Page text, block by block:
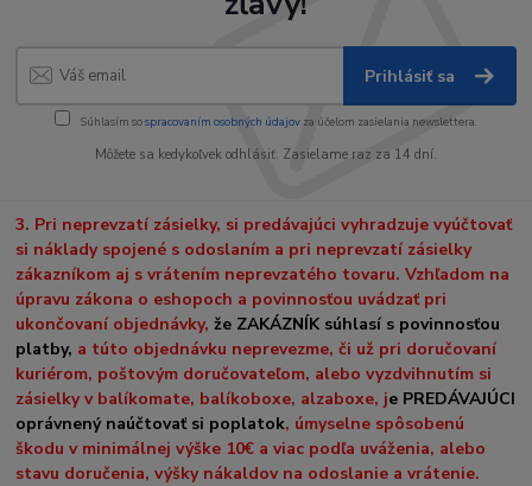
Prihlásiť sa
Súhlasím sospracovaním osobných údajov za účelom zasielania newslettera.
Môžete sa kedykoľvek odhlásiť. Zasielame raz za 14 dní.
3. Pri neprevzatí zásielky, si predávajúci vyhradzuje vyúčtovať
si náklady spojené s odoslaním a pri neprevzatí zásielky
zákazníkom aj s vrátením neprevzatého tovaru. Vzhľadom na
úpravu zákona o eshopoch a povinnosťou uvádzať pri
ukončovaní objednávky,že ZAKÁZNÍK súhlasí s povinnosťou
platby, a túto objednávku neprevezme, či už pri doručovaní
kuriérom, poštovým doručovateľom, alebo vyzdvihnutím si
zásielky v balíkomate, balíkoboxe, alzaboxe, je PREDÁVAJÚCI
oprávnený naúčtovať si poplatok, úmyselne spôsobenú
škodu v minimálnej výške 10€ a viac podľa uváženia, alebo
stavu doručenia, výšky nákaldov na odoslanie a vrátenie.